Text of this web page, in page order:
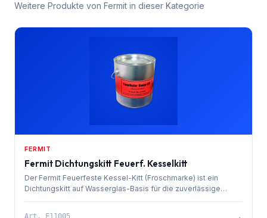
Weitere Produkte von Fermit in dieser Kategorie
FERMIT
Fermit Dichtungskitt Feuerf. Kesselkitt
Der Fermit Feuerfeste Kessel-Kitt (Froschmarke) ist ein
Dichtungskitt auf Wasserglas-Basis für die zuverlässige
Abdichtung von Kesselanlagen, Öfen und Herden.
Art. F11005